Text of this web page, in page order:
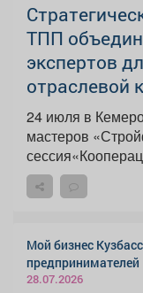
ТПП
экспертов
отраслевой
24 июля в
мастеров
Мой бизнес
предпринимателей
28.07.2026